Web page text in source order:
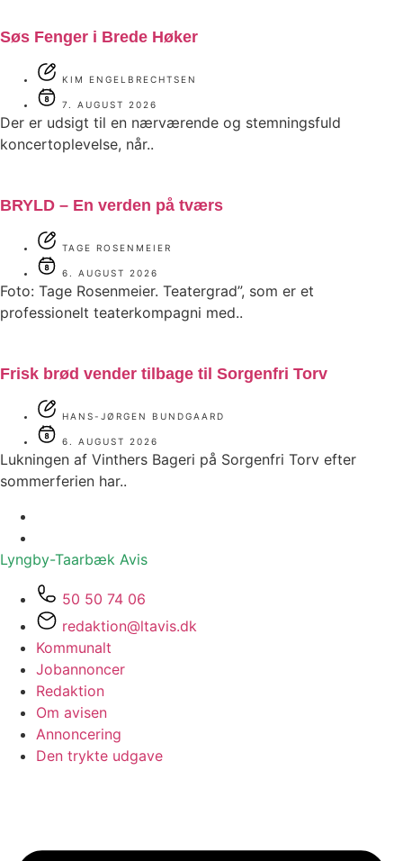
Søs Fenger i Brede Høker
KIM ENGELBRECHTSEN
7. AUGUST 2026
Der er udsigt til en nærværende og stemningsfuld
koncertoplevelse, når..
BRYLD – En verden på tværs
TAGE ROSENMEIER
6. AUGUST 2026
Foto: Tage Rosenmeier. Teatergrad”, som er et
professionelt teaterkompagni med..
Frisk brød vender tilbage til Sorgenfri Torv
HANS-JØRGEN BUNDGAARD
6. AUGUST 2026
Lukningen af Vinthers Bageri på Sorgenfri Torv efter
sommerferien har..
Lyngby-Taarbæk Avis
50 50 74 06
redaktion@ltavis.dk
Kommunalt
Jobannoncer
Redaktion
Om avisen
Annoncering
Den trykte udgave